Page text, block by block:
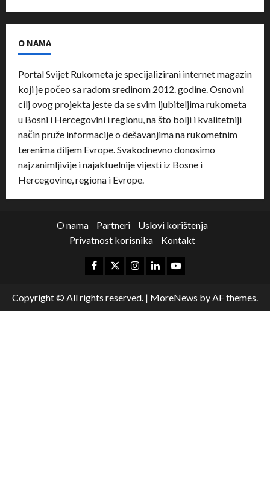
O NAMA
Portal Svijet Rukometa je specijalizirani internet magazin
koji je počeo sa radom sredinom 2012. godine. Osnovni
cilj ovog projekta jeste da se svim ljubiteljima rukometa
u Bosni i Hercegovini i regionu, na što bolji i kvalitetniji
način pruže informacije o dešavanjima na rukometnim
terenima diljem Evrope. Svakodnevno donosimo
najzanimljivije i najaktuelnije vijesti iz Bosne i
Hercegovine, regiona i Evrope.
O nama Partneri
Uslovi korištenja
Privatnost korisnika
Kontakt
Copyright © All rights reserved. | MoreNews by AF themes.